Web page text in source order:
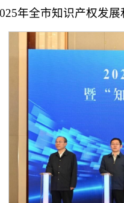
年全市知识产权发展